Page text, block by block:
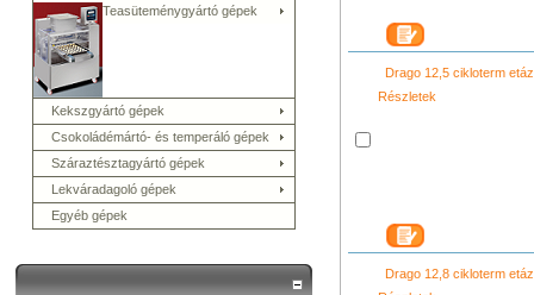
Teasüteménygyártó gépek
Kekszgyártó gépek
Csokoládémártó- és temperáló gépek
Száraztésztagyártó gépek
Lekváradagoló gépek
Egyéb gépek
Drago 12,5 cikloterm
Részletek
Drago 12,8 cikloterm